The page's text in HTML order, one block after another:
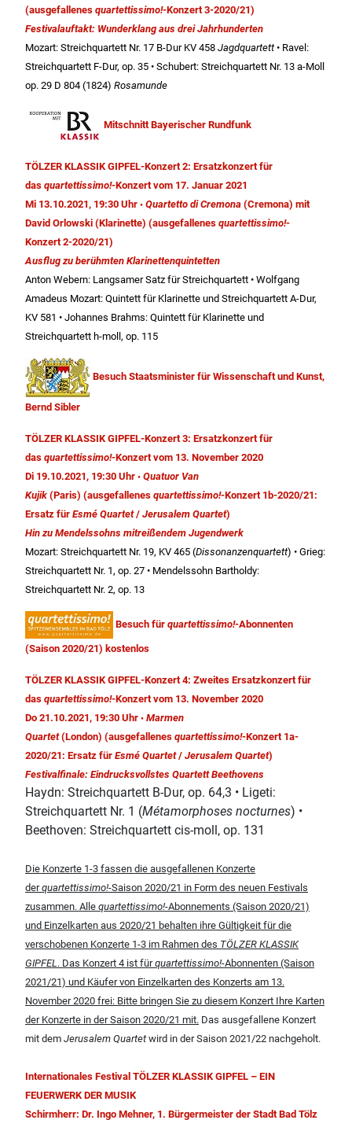
(ausgefallenes quartettissimo!-Konzert 3-2020/21)
Festivalauftakt: Wunderklang aus drei Jahrhunderten
Mozart: Streichquartett Nr. 17 B-Dur KV 458 Jagdquartett• Ravel:
Streichquartett F-Dur, op. 35 • Schubert: Streichquartett Nr. 13 a-Moll
op. 29 D 804 (1824) Rosamunde
Mitschnitt Bayerischer Rundfunk
TÖLZER KLASSIK GIPFEL-Konzert 2: Ersatzkonzert für
das quartettissimo!-Konzert vom 17. Januar 2021
Mi 13.10.2021, 19:30 Uhr • Quartetto di Cremona (Cremona) mit
David Orlowski (Klarinette) (ausgefallenes quartettissimo!-
Konzert 2-2020/21)
Ausflug zu berühmten Klarinettenquintetten
Anton Webern: Langsamer Satz für Streichquartett • Wolfgang
Amadeus Mozart: Quintett für Klarinette und Streichquartett A-Dur,
KV 581 • Johannes Brahms: Quintett für Klarinette und
Streichquartett h-moll, op. 115
Besuch Staatsminister für Wissenschaft und Kunst,
Bernd Sibler
TÖLZER KLASSIK GIPFEL-Konzert 3: Ersatzkonzert für
das quartettissimo!-Konzert vom 13. November 2020
Di 19.10.2021, 19:30 Uhr • Quatuor Van
Kujik (Paris) (ausgefallenes quartettissimo!-Konzert 1b-2020/21:
Ersatz für Esmé Quartet/ Jerusalem Quartet)
Hin zu Mendelssohns mitreißendem Jugendwerk
Mozart: Streichquartett Nr. 19, KV 465 (Dissonanzenquartett) • Grieg:
Streichquartett Nr. 1, op. 27 • Mendelssohn Bartholdy:
Streichquartett Nr. 2, op. 13
Besuch für quartettissimo!-Abonnenten
(Saison 2020/21) kostenlos
TÖLZER KLASSIK GIPFEL-Konzert 4: Zweites Ersatzkonzert für
das quartettissimo!-Konzert vom 13. November 2020
Do 21.10.2021, 19:30 Uhr • Marmen
Quartet(London) (ausgefallenes quartettissimo!-Konzert 1a-
2020/21: Ersatz für Esmé Quartet/ Jerusalem Quartet)
Festivalfinale: Eindrucksvollstes Quartett Beethovens
Haydn: Streichquartett B-Dur, op. 64,3 • Ligeti:
Streichquartett Nr. 1 (Métamorphoses nocturnes) •
Beethoven: Streichquartett cis-moll, op. 131
Die Konzerte 1-3 fassen die ausgefallenen Konzerte
derquartettissimo!-Saison 2020/21 in Form des neuen Festivals
zusammen. Alle quartettissimo!-Abonnements (Saison 2020/21)
und Einzelkarten aus 2020/21 behalten ihre Gültigkeit für die
verschobenen Konzerte 1-3 im Rahmen des TÖLZER KLASSIK
GIPFEL . Das Konzert 4 ist fürquartettissimo!-Abonnenten (Saison
2021/21) und Käufer von Einzelkarten des Konzerts am 13.
November 2020 frei: Bitte bringen Sie zu diesem Konzert Ihre Karten
der Konzerte in der Saison 2020/21 mit. Das ausgefallene Konzert
mit dem Jerusalem Quartetwird in der Saison 2021/22 nachgeholt.
Internationales Festival TÖLZER KLASSIK GIPFEL – EIN
FEUERWERK DER MUSIK
Schirmherr: Dr. Ingo Mehner, 1. Bürgermeister der Stadt Bad Tölz